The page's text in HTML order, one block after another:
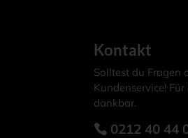
Kontakt
Solltest du Fragen
Kundenservice!
dankbar.
0212 40 44